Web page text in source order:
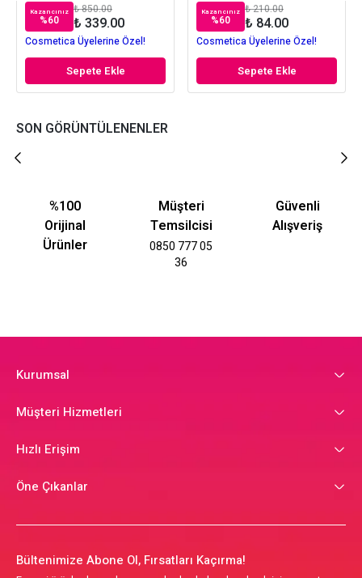
Kazancınız
%60
₺ 850.00
₺ 339.00
Cosmetica Üyelerine Özel!
Sepete Ekle
Kazancınız
%60
₺ 210.00
₺ 84.00
Cosmetica Üyelerine Özel!
Sepete Ekle
SON GÖRÜNTÜLENENLER
%100
Orijinal
Ürünler
Müşteri
Temsilcisi
0850 777 05
36
Güvenli
Alışveriş
Kurumsal
Müşteri Hizmetleri
Hızlı Erişim
Öne Çıkanlar
Bültenimize Abone Ol, Fırsatları Kaçırma!